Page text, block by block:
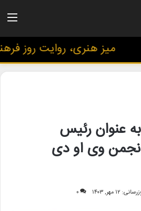
میز هنری، روایت روز
عنوان رئیس
وی‌ او دی
۱۲ مهر, ۱۴۰۳ ۰